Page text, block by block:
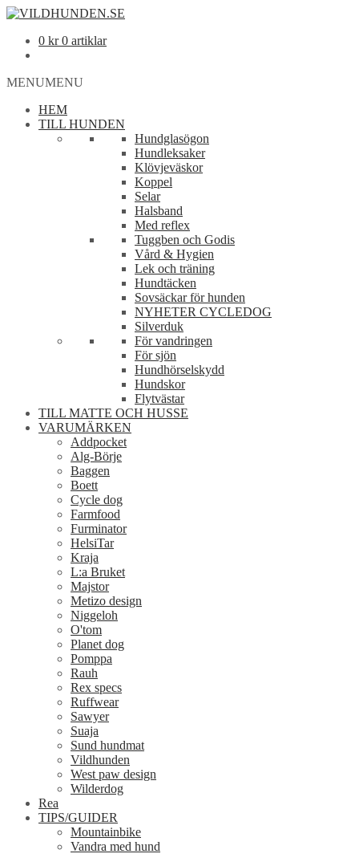
0 kr 0 artiklar
MENUMENU
HEM
TILL HUNDEN
Hundglasögon
Hundleksaker
Klövjeväskor
Koppel
Selar
Halsband
Med reflex
Tuggben och Godis
Vård & Hygien
Lek och träning
Hundtäcken
Sovsäckar för hunden
NYHETER CYCLEDOG
Silverduk
För vandringen
För sjön
Hundhörselskydd
Hundskor
Flytvästar
TILL MATTE OCH HUSSE
VARUMÄRKEN
Addpocket
Alg-Börje
Baggen
Boett
Cycle dog
Farmfood
Furminator
HelsiTar
Kraja
L:a Bruket
Majstor
Metizo design
Niggeloh
O'tom
Planet dog
Pomppa
Rauh
Rex specs
Ruffwear
Sawyer
Suaja
Sund hundmat
Vildhunden
West paw design
Wilderdog
Rea
TIPS/GUIDER
Mountainbike
Vandra med hund